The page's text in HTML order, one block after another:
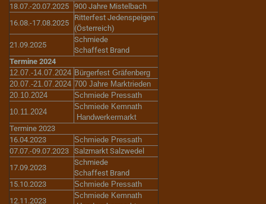
18.07.-20.07.2025 900 Jahre Mistelbach
16.08.-17.08.2025
Ritterfest Jedenspeigen
(Österreich)
21.09.2025
Schmiede
Schaffest Brand
Termine 2024
12.07.-14.07.2024 Bürgerfest Gräfenberg
20.07.-21.07.2024 700 Jahre Marktrieden
20.10.2024
Schmiede Pressath
10.11.2024
Schmiede Kemnath
Handwerkermarkt
Termine 2023
16.04.2023
Schmiede Pressath
07.07.-09.07.2023 Salzmarkt Salzwedel
17.09.2023
Schmiede
Schaffest Brand
15.10.2023
Schmiede Pressath
12.11.2023
Schmiede Kemnath